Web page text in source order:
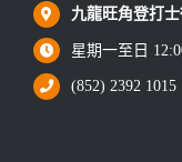
九龍旺角登打
星期一至日
(852) 2392 1015